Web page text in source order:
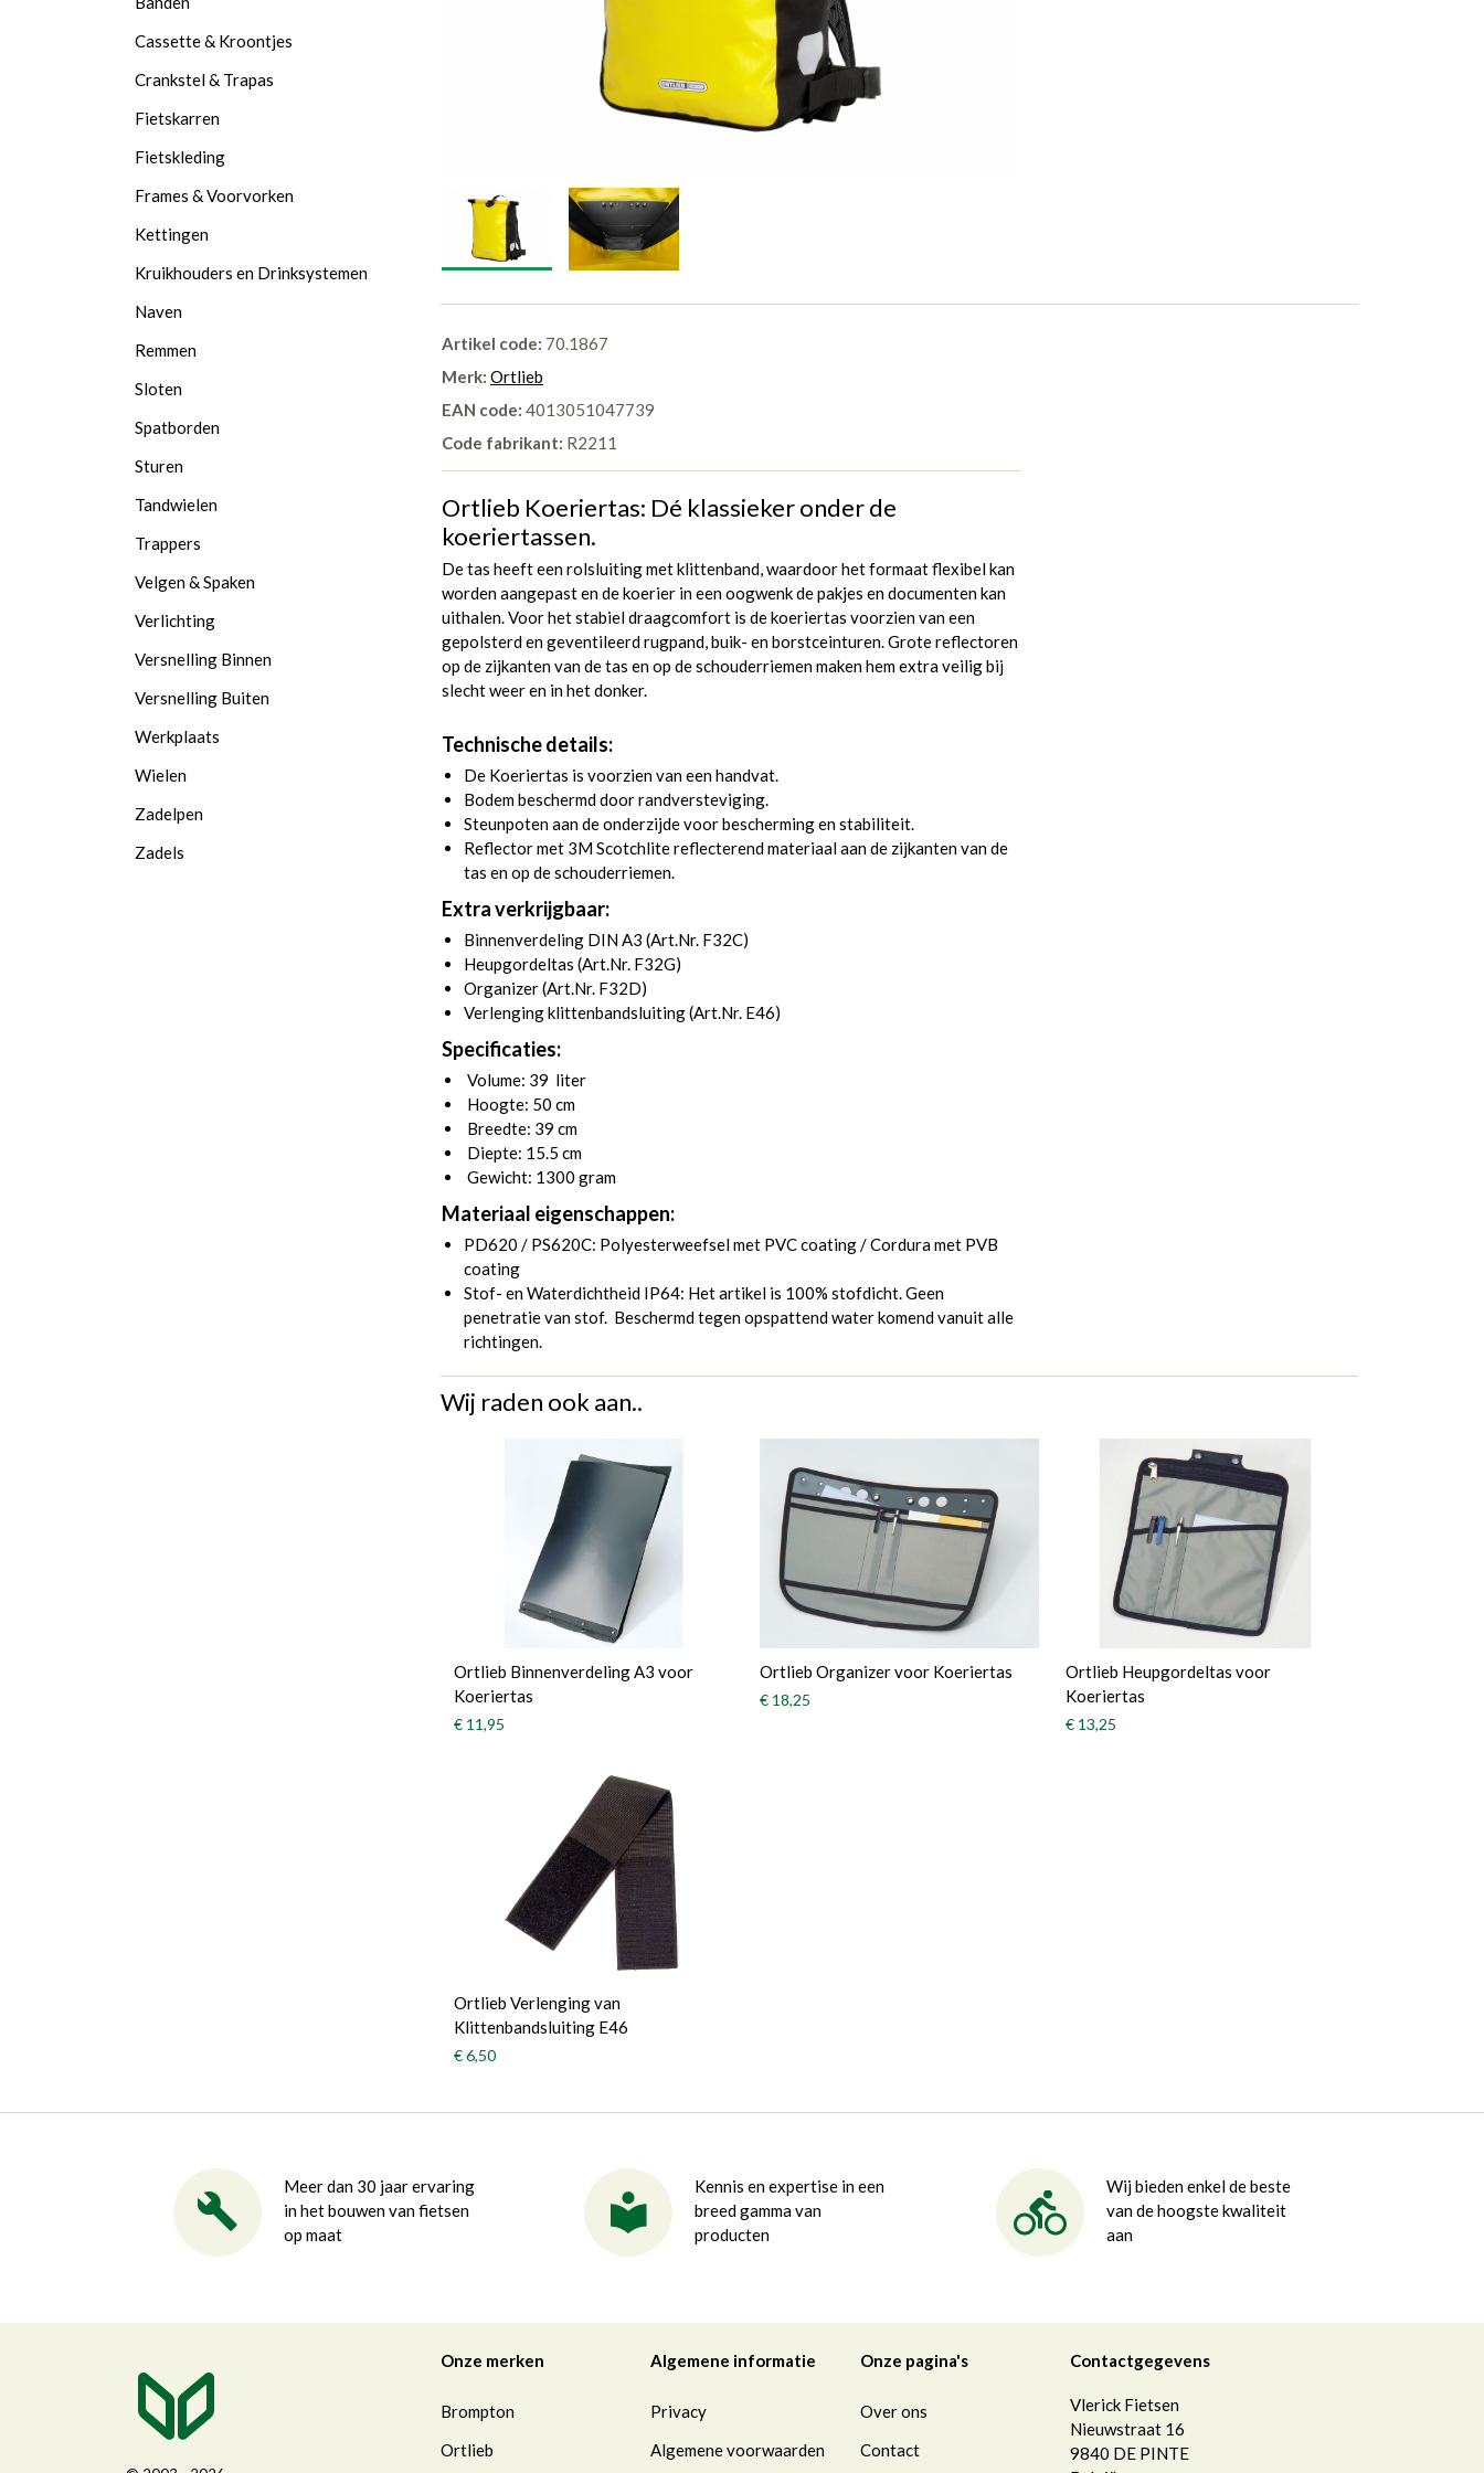
Artikel code: 70.1867
Merk: Ortlieb
EAN code: 4013051047739
Code fabrikant: R2211
Ortlieb Koeriertas: Dé klassieker onder de
koeriertassen.
De tas heeft een rolsluiting met klittenband, waardoor het formaat flexibel kan
worden aangepast en de koerier in een oogwenk de pakjes en documenten kan
uithalen. Voor het stabiel draagcomfort is de koeriertas voorzien van een
gepolsterd en geventileerd rugpand, buik- en borstceinturen. Grote reflectoren
op de zijkanten van de tas en op de schouderriemen maken hem extra veilig bij
slecht weer en in het donker.
Technische details:
De Koeriertas is voorzien van een handvat.
Bodem beschermd door randversteviging.
Steunpoten aan de onderzijde voor bescherming en stabiliteit.
Reflector met 3M Scotchlite reflecterend materiaal aan de zijkanten van de
tas en op de schouderriemen.
Extra verkrijgbaar:
Binnenverdeling DIN A3 (Art.Nr. F32C)
Heupgordeltas (Art.Nr. F32G)
Organizer (Art.Nr. F32D)
Verlenging klittenbandsluiting (Art.Nr. E46)
Specificaties:
Volume: 39 liter
Hoogte: 50 cm
Breedte: 39 cm
Diepte: 15.5 cm
Gewicht: 1300 gram
Materiaal eigenschappen:
PD620 / PS620C: Polyesterweefsel met PVC coating / Cordura met PVB
coating
Stof- en Waterdichtheid IP64: Het artikel is 100% stofdicht. Geen
penetratie van stof. Beschermd tegen opspattend water komend vanuit alle
richtingen.
Wij raden ook aan..
Ortlieb Binnenverdeling A3 voor
Koeriertas
€ 11,95
Ortlieb Organizer voor Koeriertas
€ 18,25
Ortlieb Heupgordeltas voor
Koeriertas
€ 13,25
Ortlieb Verlenging van
Klittenbandsluiting E46
€ 6,50
Cassette & Kroontjes
Crankstel & Trapas
Fietskarren
Fietskleding
Frames & Voorvorken
Kettingen
Kruikhouders en Drinksystemen
Naven
Remmen
Sloten
Spatborden
Sturen
Tandwielen
Trappers
Velgen & Spaken
Verlichting
Versnelling Binnen
Versnelling Buiten
Werkplaats
Wielen
Zadelpen
Zadels
Meer dan 30 jaar ervaring
in het bouwen van fietsen
op maat
Kennis en expertise in een
breed gamma van
producten
Wij bieden enkel de beste
van de hoogste kwaliteit
aan
Onze merken
Brompton
Ortlieb
Algemene informatie
Privacy
Algemene voorwaarden
Onze pagina's
Over ons
Contact
Contactgegevens
Vlerick Fietsen
Nieuwstraat 16
9840 DE PINTE